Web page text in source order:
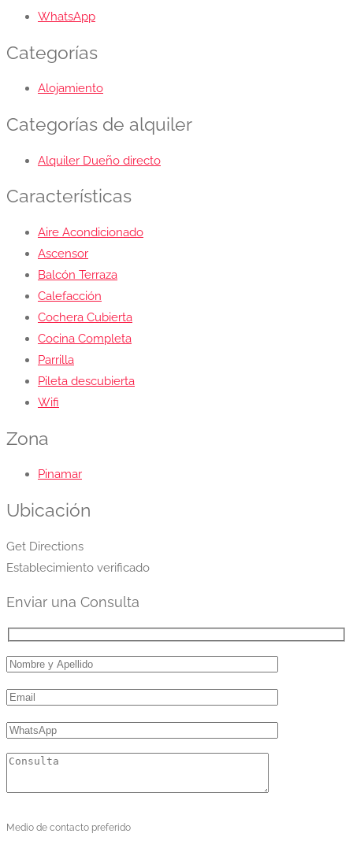
WhatsApp
Categorías
Alojamiento
Categorías de alquiler
Alquiler Dueño directo
Características
Aire Acondicionado
Ascensor
Balcón Terraza
Calefacción
Cochera Cubierta
Cocina Completa
Parrilla
Pileta descubierta
Wifi
Zona
Pinamar
Ubicación
Get Directions
Establecimiento verificado
Enviar una Consulta
Medio de contacto preferido